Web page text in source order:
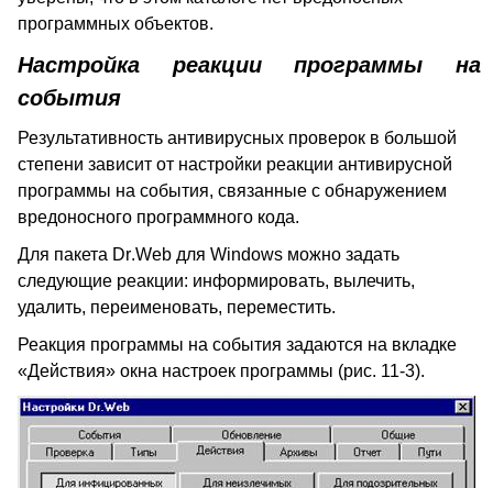
программных объектов.
Настройка реакции программы на
события
Результативность антивирусных проверок в большой
степени зависит от настройки реакции антивирусной
программы на события, связанные с обнаружением
вредоносного программного кода.
Для пакета Dr.Web для Windows можно задать
следующие реакции: информировать, вылечить,
удалить, переименовать, переместить.
Реакция программы на события задаются на вкладке
«Действия» окна настроек программы (рис. 11-3).